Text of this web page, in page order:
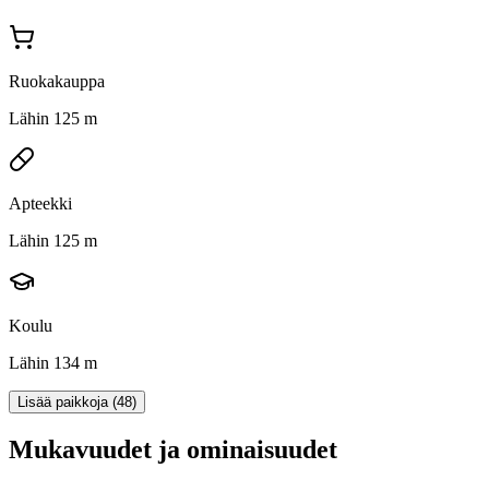
Ruokakauppa
Lähin 125 m
Apteekki
Lähin 125 m
Koulu
Lähin 134 m
Lisää paikkoja (48)
Mukavuudet ja ominaisuudet